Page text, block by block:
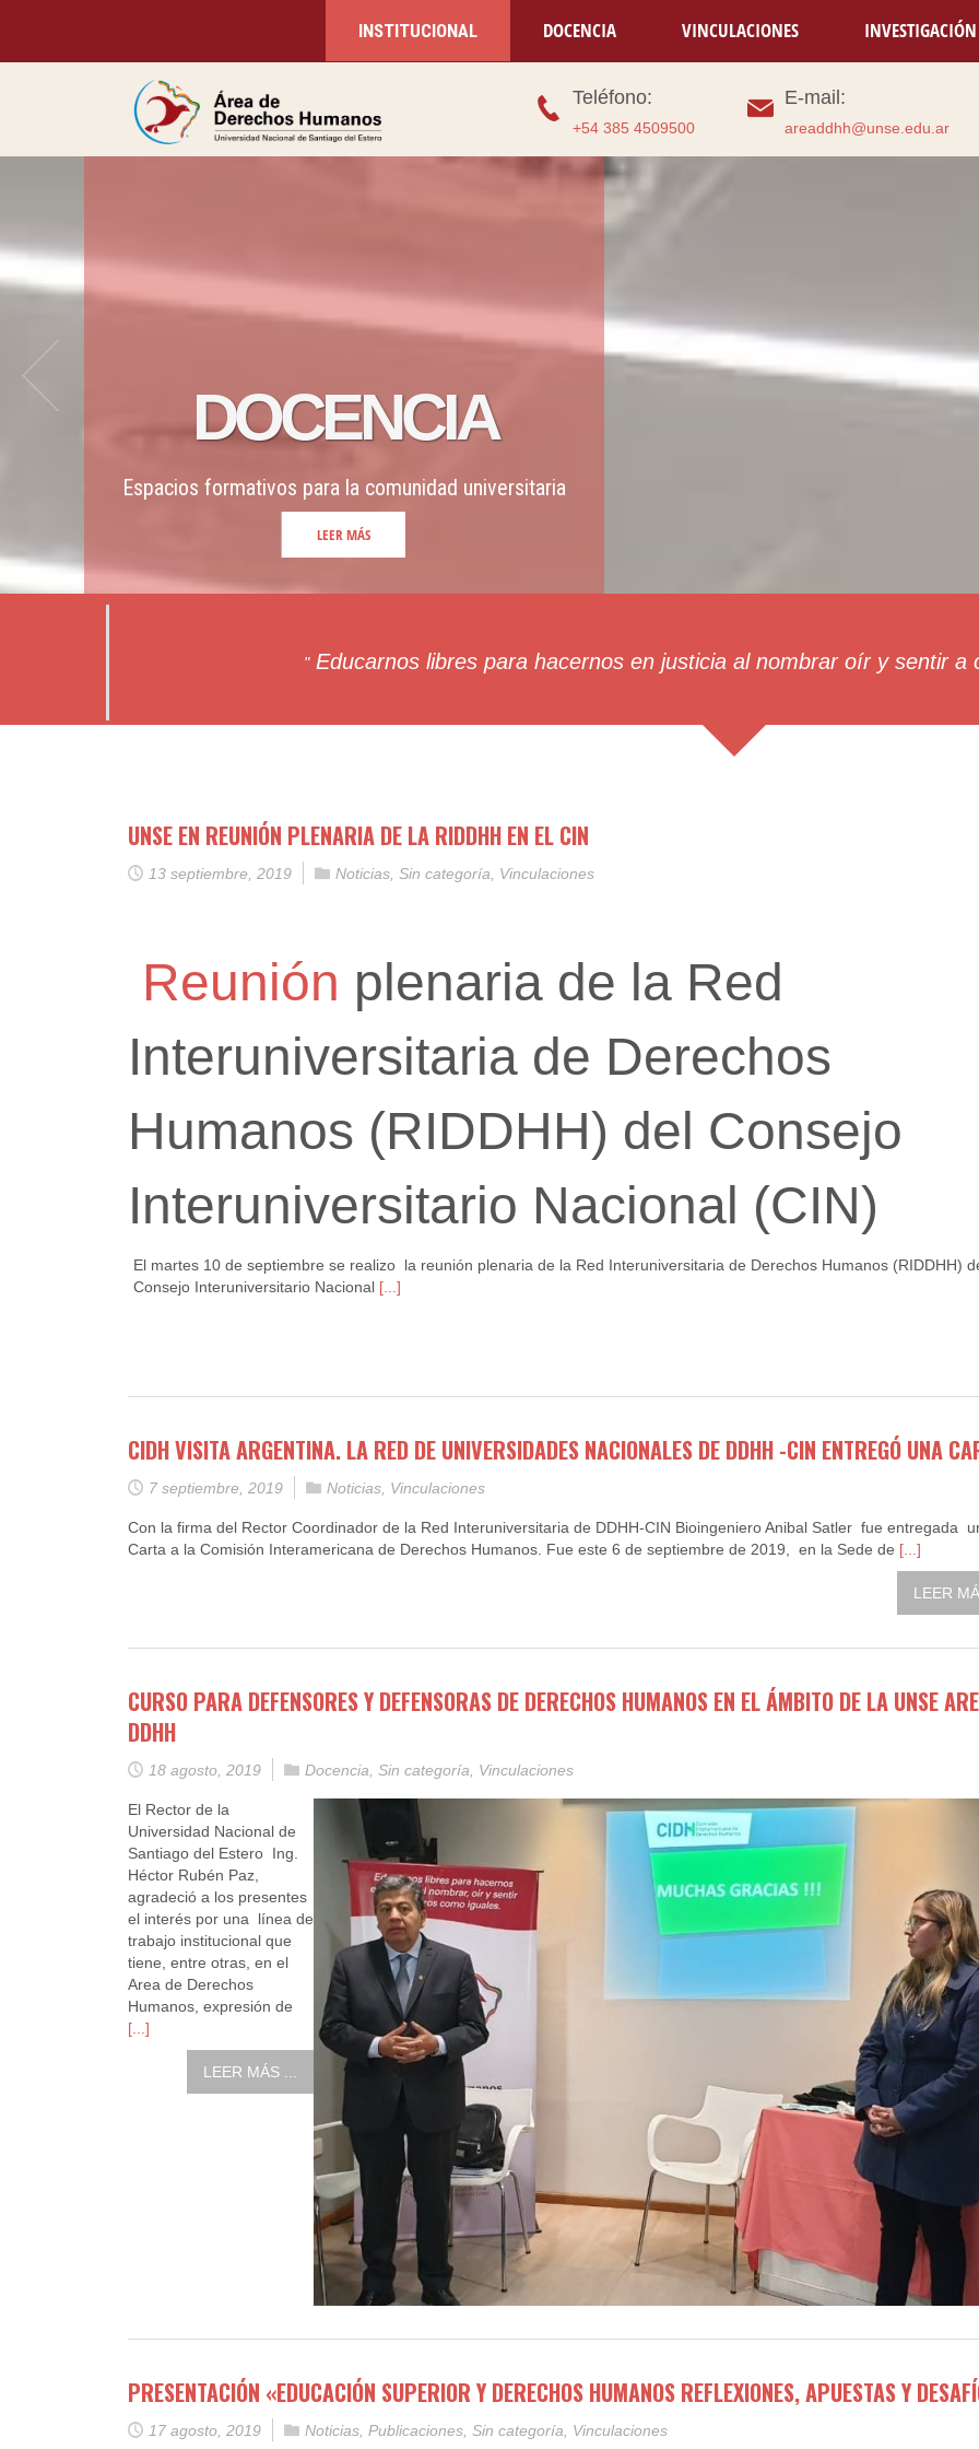
INSTITUCIONAL DOCENCIA VINCULACIONES INVESTIGACIÓN
Teléfono:
+54 385 4509500
E-mail:
areaddhh@unse.edu.ar
DOCENCIA
Espacios formativos para la comunidad universitaria
LEER MÁS
"Educarnos libres para hacernos en justicia al nombrar oír y sentir a
UNSE EN REUNIÓN PLENARIA DE LA RIDDHH EN EL CIN
13 septiembre, 2019 Noticias, Sin categoría, Vinculaciones
Reunión plenaria de la Red
Interuniversitaria de Derechos
Humanos (RIDDHH) del Consejo
Interuniversitario Nacional (CIN)
El martes 10 de septiembre se realizo la reunión plenaria de la Red Interuniversitaria de Derechos Humanos (RIDDHH)
Consejo Interuniversitario Nacional [...]
CIDH VISITA ARGENTINA. LA RED DE UNIVERSIDADES NACIONALES DE DDHH -CIN ENTREGÓ UNA
7 septiembre, 2019 Noticias, Vinculaciones
Con la firma del Rector Coordinador de la Red Interuniversitaria de DDHH-CIN Bioingeniero Anibal Satler fue entregada
Carta a la Comisión Interamericana de Derechos Humanos. Fue este 6 de septiembre de 2019, en la Sede de [...]
LEER
CURSO PARA DEFENSORES Y DEFENSORAS DE DERECHOS HUMANOS EN EL ÁMBITO DE LA UNSE
DDHH
18 agosto, 2019 Docencia, Sin categoría, Vinculaciones
El Rector de la
Universidad Nacional de
Santiago del Estero Ing.
Héctor Rubén Paz,
agradeció a los presentes
el interés por una línea de
trabajo institucional que
tiene, entre otras, en el
Area de Derechos
Humanos, expresión de
[...]
LEER MÁS ...
PRESENTACIÓN «EDUCACIÓN SUPERIOR Y DERECHOS HUMANOS REFLEXIONES, APUESTAS Y
17 agosto, 2019 Noticias, Publicaciones, Sin categoría, Vinculaciones